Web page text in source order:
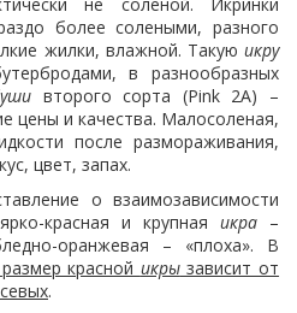
более солеными, разного
жилки, влажной. Такую икру
в разнообразных
второго сорта (Рink 2А) –
цены и качества. Малосоленая,
после размораживания,
цвет, запах.
о взаимозависимости
красная и крупная икра –
оранжевая – «плоха». В
красной икрызависит от
.